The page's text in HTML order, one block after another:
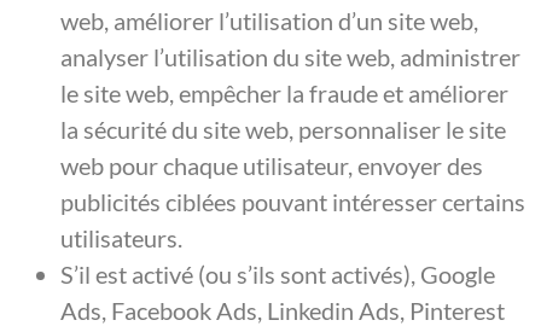
web, améliorer l’utilisation d’un site web,
analyser l’utilisation du site web, administrer
le site web, empêcher la fraude et améliorer
la sécurité du site web, personnaliser le site
web pour chaque utilisateur, envoyer des
publicités ciblées pouvant intéresser certains
utilisateurs.
S’il est activé (ou s’ils sont activés), Google
Ads, Facebook Ads, Linkedin Ads, Pinterest